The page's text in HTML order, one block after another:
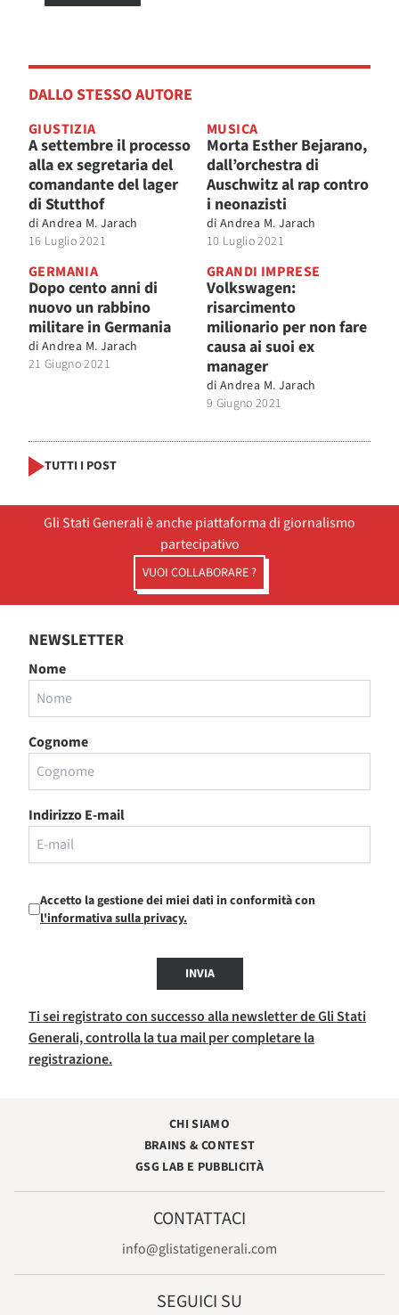
DALLO STESSO AUTORE
GIUSTIZIA
A settembre il processo
alla ex segretaria del
comandante del lager
di Stutthof
di Andrea M. Jarach
16 Luglio 2021
MUSICA
Morta Esther Bejarano,
dall’orchestra di
Auschwitz al rap contro
i neonazisti
di Andrea M. Jarach
10 Luglio 2021
GERMANIA
Dopo cento anni di
nuovo un rabbino
militare in Germania
di Andrea M. Jarach
21 Giugno 2021
GRANDI IMPRESE
Volkswagen:
risarcimento
milionario per non fare
causa ai suoi ex
manager
di Andrea M. Jarach
9 Giugno 2021
TUTTI I POST
Gli Stati Generali è anche piattaforma di giornalismo
partecipativo
VUOI COLLABORARE ?
NEWSLETTER
Nome
Cognome
Indirizzo E-mail
Accetto la gestione dei miei dati in conformità con
l'informativa sulla privacy.
INVIA
Ti sei registrato con successo alla newsletter de Gli Stati
Generali, controlla la tua mail per completare la
registrazione.
CHI SIAMO
BRAINS & CONTEST
GSG LAB E PUBBLICITÀ
CONTATTACI
info@glistatigenerali.com
SEGUICI SU